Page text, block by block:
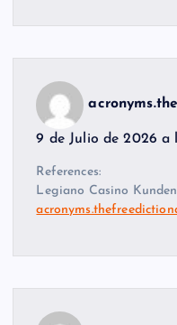
9 de Julio de 2026 a
References:
Legiano Casino